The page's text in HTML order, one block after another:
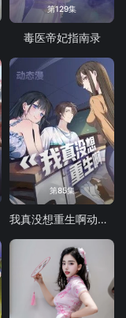
第129集
毒医帝妃指南录
第85集
我真没想重生啊动态漫画第一季